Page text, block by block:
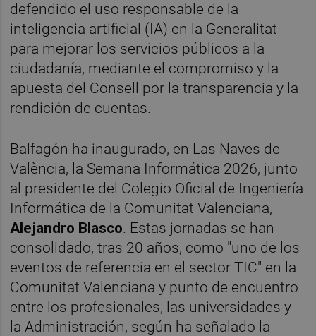
defendido el uso responsable de la
inteligencia artificial (IA) en la Generalitat
para mejorar los servicios públicos a la
ciudadanía, mediante el compromiso y la
apuesta del Consell por la transparencia y la
rendición de cuentas.
Balfagón ha inaugurado, en Las Naves de
València, la Semana Informática 2026, junto
al presidente del Colegio Oficial de Ingeniería
Informática de la Comunitat Valenciana,
Alejandro Blasco. Estas jornadas se han
consolidado, tras 20 años, como "uno de los
eventos de referencia en el sector TIC" en la
Comunitat Valenciana y punto de encuentro
entre los profesionales, las universidades y
la Administración, según ha señalado la